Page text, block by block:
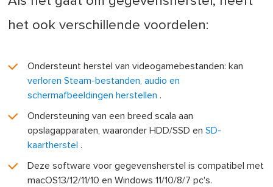
het ook verschillende voordelen:
Ondersteunt herstel van videogamebestanden: kan
verloren Steam-bestanden, audio en
schermafbeeldingen herstellen .
Ondersteuning van een breed scala aan
opslagapparaten, waaronder HDD/SSD enSD-
kaartherstel .
Deze software voor gegevensherstel is compatibel met
macOS13/12/11/10 en Windows 11/10/8/7 pc's.